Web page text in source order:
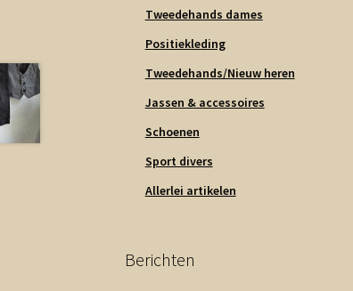
Tweedehands dames
Positiekleding
Tweedehands/Nieuw heren
Jassen & accessoires
Schoenen
Sport divers
Allerlei artikelen
Berichten